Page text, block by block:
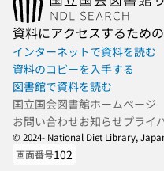
資料にアクセスするため
インターネットで資料を読む
資料のコピーを入手する
図書館で資料を読む
国立国会図書館ホームページ
お問い合わせお知らせプライ
© 2024- National Diet Library,
画面番号102